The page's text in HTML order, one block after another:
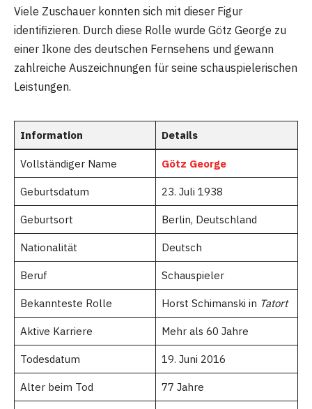
Viele Zuschauer konnten sich mit dieser Figur
identifizieren. Durch diese Rolle wurde Götz George zu
einer Ikone des deutschen Fernsehens und gewann
zahlreiche Auszeichnungen für seine schauspielerischen
Leistungen.
Information Details
Vollständiger Name Götz George
Geburtsdatum 23. Juli 1938
Geburtsort Berlin, Deutschland
Nationalität Deutsch
Beruf Schauspieler
Bekannteste Rolle Horst Schimanski in Tatort
Aktive Karriere Mehr als 60 Jahre
Todesdatum 19. Juni 2016
Alter beim Tod 77 Jahre